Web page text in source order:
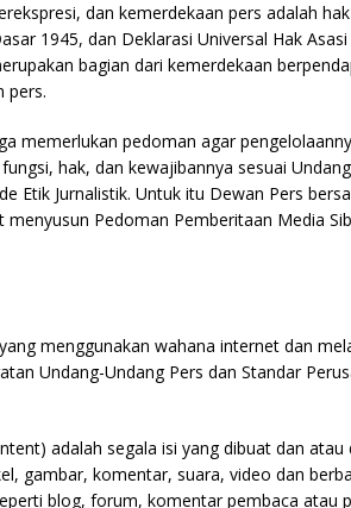
dan kemerdekaan pers adalah
1945, dan Deklarasi Universal Hak
bagian dari kemerdekaan
pers.
memerlukan pedoman agar
hak, dan kewajibannya sesuai
Etik Jurnalistik. Untuk itu Dewan Pers
Pedoman Pemberitaan Media
menggunakan wahana internet dan
Undang-Undang Pers dan Standar
adalah segala isi yang dibuat dan atau
gambar, komentar, suara, video dan
blog, forum, komentar pembaca atau